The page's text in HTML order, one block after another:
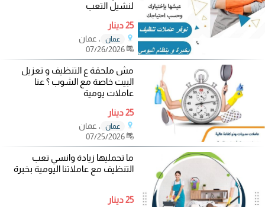
لنشيل التعب
25 دينار
عمان
، عمان
07/26/2026
مش ملحقة ع التنظيف و تعزيل
البيت خاصة مع الشوب ؟ عنا
عاملات يومية
25 دينار
عمان
، عمان
07/25/2026
ما تحمليها زيادة وانسي تعب
التنظيف مع عاملاتنا اليومية بخبرة
25 دينار